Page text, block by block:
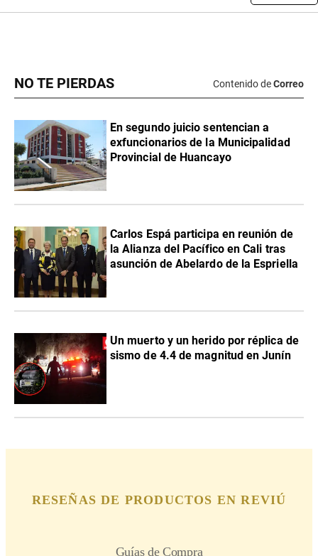
NO TE PIERDAS Contenido deCorreo
En segundo juicio sentencian a
exfuncionarios de la Municipalidad
Provincial de Huancayo
Carlos Espá participa en reunión de
la Alianza del Pacífico en Cali tras
asunción de Abelardo de la Espriella
Un muerto y un herido por réplica de
sismo de 4.4 de magnitud en Junín